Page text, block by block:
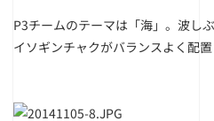
P3チームのテーマは「海」。波し
イソギンチャクがバランスよく配置